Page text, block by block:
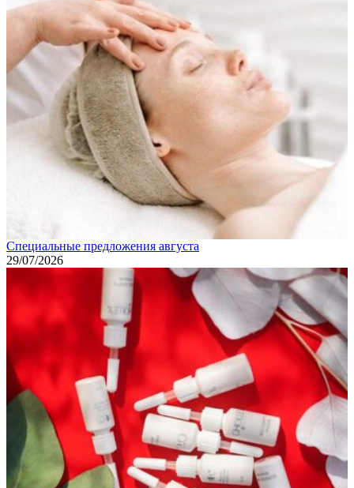
Специальные предложения августа
29/07/2026